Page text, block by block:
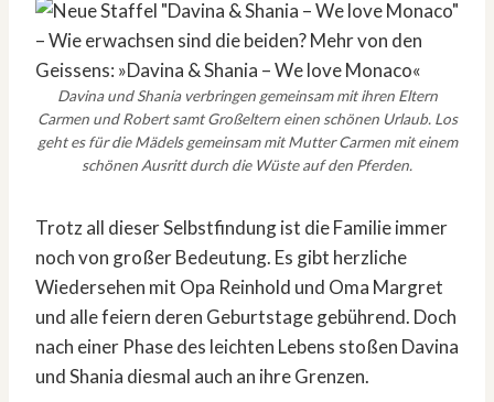
Davina und Shania verbringen gemeinsam mit ihren Eltern
Carmen und Robert samt Großeltern einen schönen Urlaub. Los
geht es für die Mädels gemeinsam mit Mutter Carmen mit einem
schönen Ausritt durch die Wüste auf den Pferden.
Trotz all dieser Selbstfindung ist die Familie immer
noch von großer Bedeutung. Es gibt herzliche
Wiedersehen mit Opa Reinhold und Oma Margret
und alle feiern deren Geburtstage gebührend. Doch
nach einer Phase des leichten Lebens stoßen Davina
und Shania diesmal auch an ihre Grenzen.